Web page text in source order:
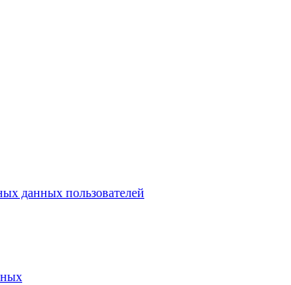
данных пользователей